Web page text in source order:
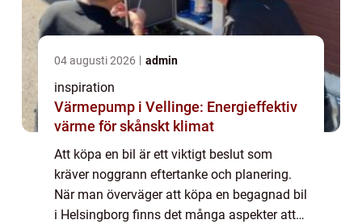
04 augusti 2026 admin
inspiration
Värmepump i Vellinge: Energieffektiv
värme för skånskt klimat
Att köpa en bil är ett viktigt beslut som
kräver noggrann eftertanke och planering.
När man överväger att köpa en begagnad bil
i Helsingborg finns det många aspekter att